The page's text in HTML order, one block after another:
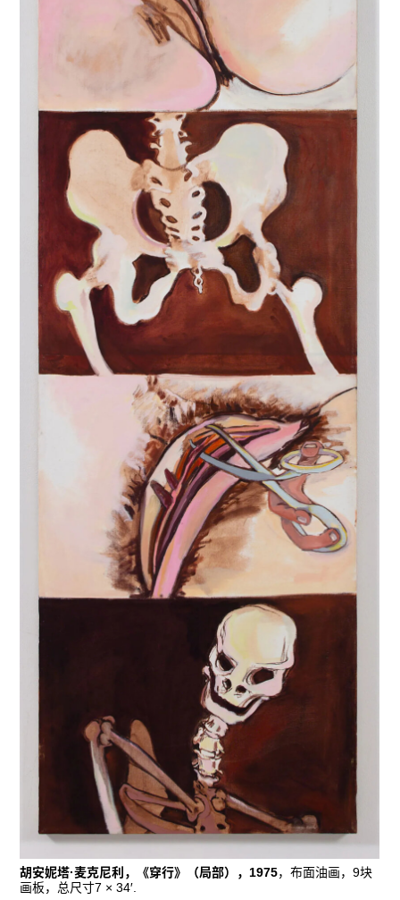
胡安妮塔·麦克尼利，《穿行》（局部），1975，布面油画，9块
画板，总尺寸7 × 34′.